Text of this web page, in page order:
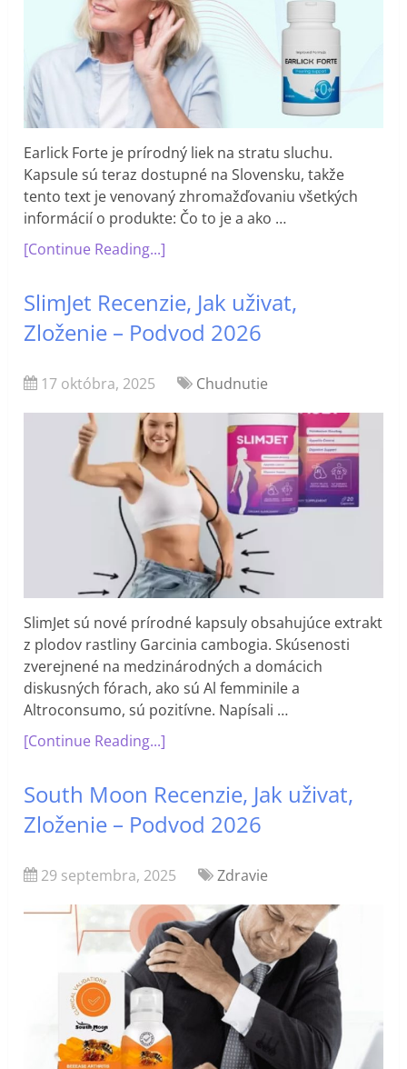
Earlick Forte je prírodný liek na stratu sluchu.
Kapsule sú teraz dostupné na Slovensku, takže
tento text je venovaný zhromažďovaniu všetkých
informácií o produkte: Čo to je a ako …
[Continue Reading...]
SlimJet Recenzie, Jak uživat,
Zloženie – Podvod 2026
17 októbra, 2025 Chudnutie
SlimJet sú nové prírodné kapsuly obsahujúce extrakt
z plodov rastliny Garcinia cambogia. Skúsenosti
zverejnené na medzinárodných a domácich
diskusných fórach, ako sú Al femminile a
Altroconsumo, sú pozitívne. Napísali …
[Continue Reading...]
South Moon Recenzie, Jak uživat,
Zloženie – Podvod 2026
29 septembra, 2025 Zdravie